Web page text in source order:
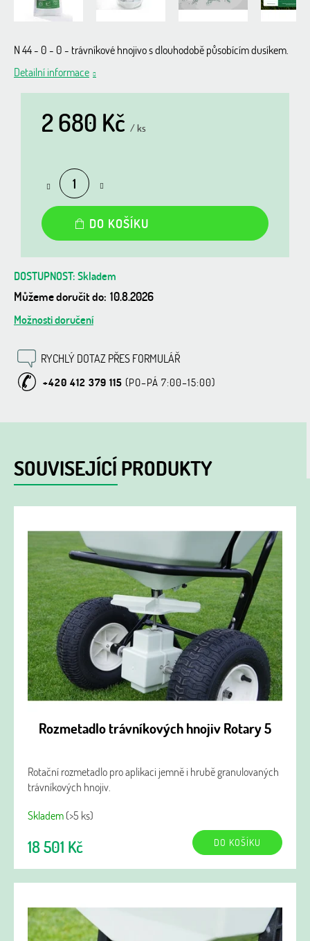
N 44 - 0 - 0 - trávníkové hnojivo s dlouhodobě působícím dusíkem.
Detailní informace
2 680 Kč / ks
DO KOŠÍKU
Skladem
Můžeme doručit do: 10.8.2026
Možnosti doručení
RYCHLÝ DOTAZ PŘES FORMULÁŘ
+420 412 379 115
SOUVISEJÍCÍ PRODUKTY
Rozmetadlo trávníkových hnojiv Rotary 5
Rotační rozmetadlo pro aplikaci jemně i hrubě granulovaných
trávníkových hnojiv.
Skladem(>5 ks)
18 501 Kč DO KOŠÍKU